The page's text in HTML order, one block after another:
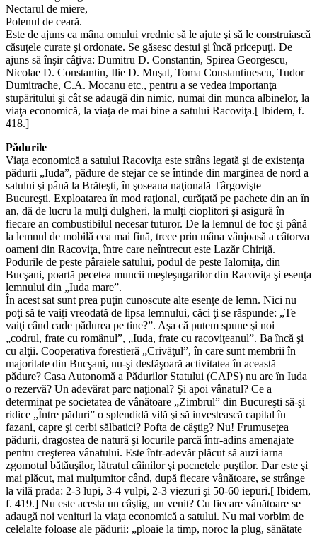
Nectarul de miere,
Polenul de ceară.
Este de ajuns ca mâna omului vrednic să le ajute şi să le construiască
căsuţele curate şi ordonate. Se găsesc destui şi încă pricepuţi. De
ajuns să înşir câţiva: Dumitru D. Constantin, Spirea Georgescu,
Nicolae D. Constantin, Ilie D. Muşat, Toma Constantinescu, Tudor
Dumitrache, C.A. Mocanu etc., pentru a se vedea importanţa
stupăritului şi cât se adaugă din nimic, numai din munca albinelor, la
viaţa economică, la viaţa de mai bine a satului Racoviţa.[ Ibidem, f.
418.]
Pădurile
Viaţa economică a satului Racoviţa este strâns legată şi de existenţa
pădurii „Iuda”, pădure de stejar ce se întinde din marginea de nord a
satului şi până la Brăteşti, în şoseaua naţională Târgovişte –
Bucureşti. Exploatarea în mod raţional, curăţată pe pachete din an în
an, dă de lucru la mulţi dulgheri, la mulţi cioplitori şi asigură în
fiecare an combustibilul necesar tuturor. De la lemnul de foc şi până
la lemnul de mobilă cea mai fină, trece prin mâna vânjoasă a câtorva
oameni din Racoviţa, între care neîntrecut este Lazăr Chiriţă.
Podurile de peste pâraiele satului, podul de peste Ialomiţa, din
Bucşani, poartă pecetea muncii meşteşugarilor din Racoviţa şi esenţa
lemnului din „Iuda mare”.
În acest sat sunt prea puţin cunoscute alte esenţe de lemn. Nici nu
poţi să te vaiţi vreodată de lipsa lemnului, căci ţi se răspunde: „Te
vaiţi când cade pădurea pe tine?”. Aşa că putem spune şi noi
„codrul, frate cu românul”, „Iuda, frate cu racoviţeanul”. Ba încă şi
cu alţii. Cooperativa forestieră „Crivăţul”, în care sunt membrii în
majoritate din Bucşani, nu-şi desfăşoară activitatea în această
pădure? Casa Autonomă a Pădurilor Statului (CAPS) nu are în Iuda
o rezervă? Un adevărat parc naţional? Şi apoi vânatul? Ce a
determinat pe societatea de vânătoare „Zimbrul” din Bucureşti să-şi
ridice „Între păduri” o splendidă vilă şi să investească capital în
fazani, capre şi cerbi sălbatici? Pofta de câştig? Nu! Frumuseţea
pădurii, dragostea de natură şi locurile parcă într-adins amenajate
pentru creşterea vânatului. Este într-adevăr plăcut să auzi iarna
zgomotul bătăuşilor, lătratul câinilor şi pocnetele puştilor. Dar este şi
mai plăcut, mai mulţumitor când, după fiecare vânătoare, se strânge
la vilă prada: 2-3 lupi, 3-4 vulpi, 2-3 viezuri şi 50-60 iepuri.[ Ibidem,
f. 419.] Nu este acesta un câştig, un venit? Cu fiecare vânătoare se
adaugă noi venituri la viaţa economică a satului. Nu mai vorbim de
celelalte foloase ale pădurii: „ploaie la timp, noroc la plug, sănătate